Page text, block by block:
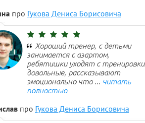
про Гукова Дениса Борисовича
Хороший тренер, с детьми
занимается с азартом,
ребятишки уходят с тренировки
довольные, рассказывают
эмоционально что ... читать
полностью
про Гукова Дениса Борисовича